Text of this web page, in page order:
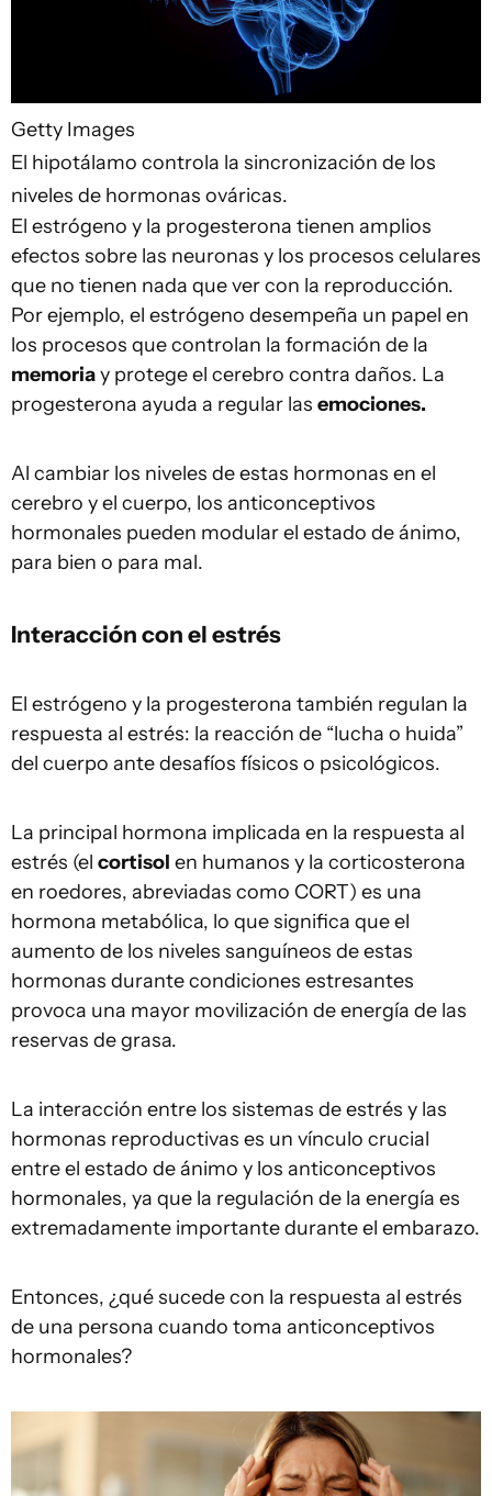
Getty Images
El hipotálamo controla la sincronización de los
niveles de hormonas ováricas.
El estrógeno y la progesterona tienen amplios
efectos sobre las neuronas y los procesos celulares
que no tienen nada que ver con la reproducción.
Por ejemplo, el estrógeno desempeña un papel en
los procesos que controlan la formación de la
memoriay protege el cerebro contra daños. La
progesterona ayuda a regular las emociones.
Al cambiar los niveles de estas hormonas en el
cerebro y el cuerpo, los anticonceptivos
hormonales pueden modular el estado de ánimo,
para bien o para mal.
Interacción con el estrés
El estrógeno y la progesterona también regulan la
respuesta al estrés: la reacción de “lucha o huida”
del cuerpo ante desafíos físicos o psicológicos.
La principal hormona implicada en la respuesta al
estrés (el cortisol en humanos y la corticosterona
en roedores, abreviadas como CORT) es una
hormona metabólica, lo que significa que el
aumento de los niveles sanguíneos de estas
hormonas durante condiciones estresantes
provoca una mayor movilización de energía de las
reservas de grasa.
La interacción entre los sistemas de estrés y las
hormonas reproductivas es un vínculo crucial
entre el estado de ánimo y los anticonceptivos
hormonales, ya que la regulación de la energía es
extremadamente importante durante el embarazo.
Entonces, ¿qué sucede con la respuesta al estrés
de una persona cuando toma anticonceptivos
hormonales?